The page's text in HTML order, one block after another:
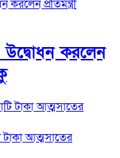
উদ্বোধন করলেন
আত্মসাতের